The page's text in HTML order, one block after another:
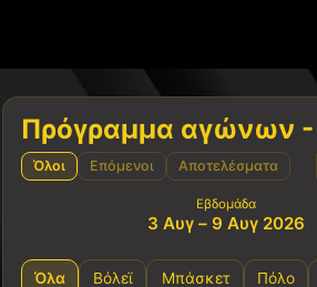
Πρόγραμμα αγώνων
Όλοι Επόμενοι Αποτελέσματα
Εβδομάδα
3 Αυγ – 9 Αυγ 2026
Όλα Βόλεϊ Μπάσκετ Πόλο